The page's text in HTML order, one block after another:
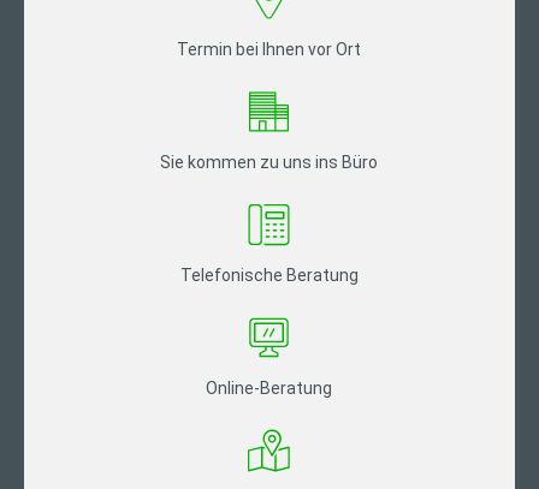
Termin bei Ihnen vor Ort
Sie kommen zu uns ins Büro
Telefonische Beratung
Online-Beratung